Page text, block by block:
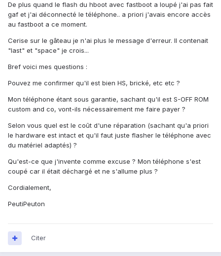
De plus quand le flash du hboot avec fastboot a loupé j'ai pas fait
gaf et j'ai déconnecté le téléphone.. a priori j'avais encore accès
au fastboot a ce moment.
Cerise sur le gâteau je n'ai plus le message d'erreur. Il contenait
"last" et "space" je crois...
Bref voici mes questions :
Pouvez me confirmer qu'il est bien HS, brické, etc etc ?
Mon téléphone étant sous garantie, sachant qu'il est S-OFF ROM
custom and co, vont-ils nécessairement me faire payer ?
Selon vous quel est le coût d'une réparation (sachant qu'a priori
le hardware est intact et qu'il faut juste flasher le téléphone avec
du matériel adaptés) ?
Qu'est-ce que j'invente comme excuse ? Mon téléphone s'est
coupé car il était déchargé et ne s'allume plus ?
Cordialement,
PeutiPeuton
Citer